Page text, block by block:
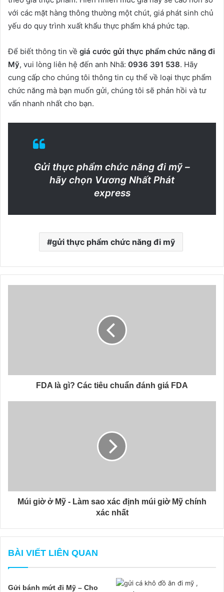
với các mặt hàng thông thường một chút, giá phát sinh chủ
yếu do quy trình xuất khẩu thực phẩm khá phức tạp.
Để biết thông tin về giá cước gửi thực phẩm chức năng đi
Mỹ, vui lòng liên hệ đến anh Nhã: 0936 391 538. Hãy
cung cấp cho chúng tôi thông tin cụ thể về loại thực phẩm
chức năng mà bạn muốn gửi, chúng tôi sẽ phản hồi và tư
vấn nhanh nhất cho bạn.
Gửi thực phẩm chức năng đi mỹ –
hãy chọn Vương Nhất Phát
express
gửi thực phẩm chức năng đi mỹ
FDA là gì? Các tiêu chuẩn đánh giá FDA
Múi giờ ở Mỹ - Làm sao xác định múi giờ Mỹ chính
xác nhất
BÀI VIẾT LIÊN QUAN
Gửi bánh mứt đi Mỹ – Cho